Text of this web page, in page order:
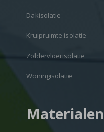
Dakisolatie
Kruipruimte isolatie
Zoldervloerisolatie
Woningisolatie
Materialen